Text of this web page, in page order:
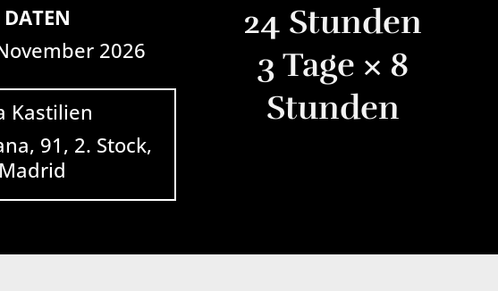
2026
Kastilien
91, 2. Stock,
24 Stunden
3 Tage × 8
Stunden